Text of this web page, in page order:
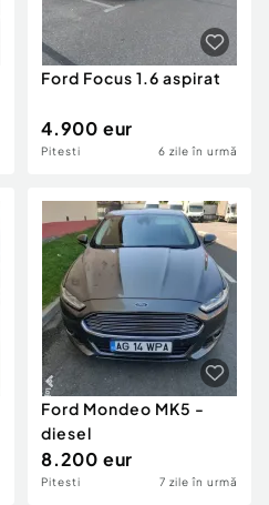
Ford Focus 1.6 aspirat
4.900 eur
Pitesti 6 zile în urmă
Ford Mondeo MK5 -
diesel
8.200 eur
Pitesti 7 zile în urmă